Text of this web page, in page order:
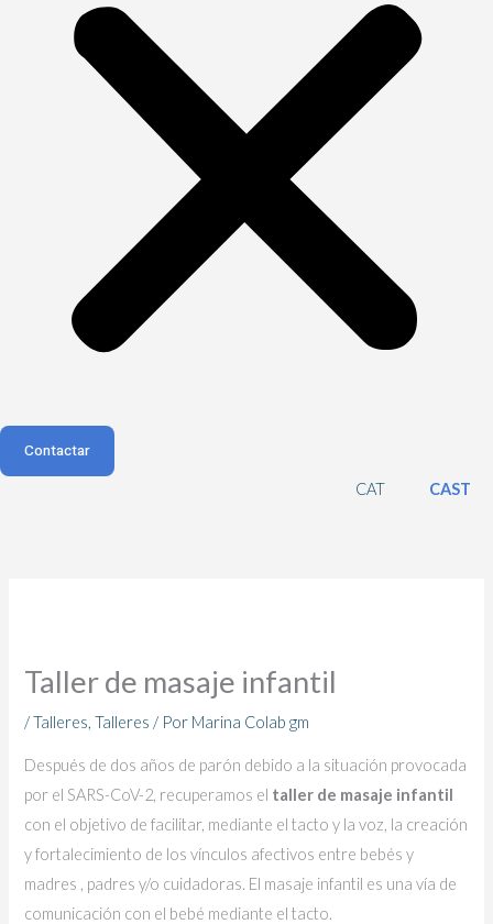
Contactar
CAT CAST
Taller de masaje infantil
/Talleres,Talleres / Por Marina Colab gm
Después de dos años de parón debido a la situación provocada
por el SARS-CoV-2, recuperamos el taller de masaje infantil
con el objetivo de facilitar, mediante el tacto y la voz, la creación
y fortalecimiento de los vínculos afectivos entre bebés y
madres , padres y/o cuidadoras. El masaje infantil es una vía de
comunicación con el bebé mediante el tacto.